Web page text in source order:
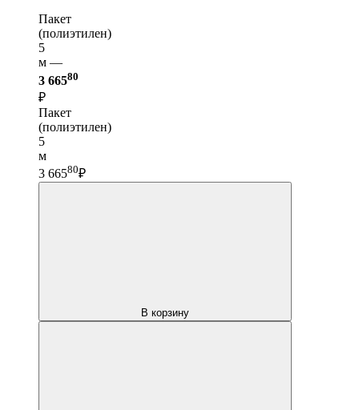
Пакет
(полиэтилен)
5
м —
3 66580
₽
Пакет
(полиэтилен)
5
м
3 66580₽
В корзину